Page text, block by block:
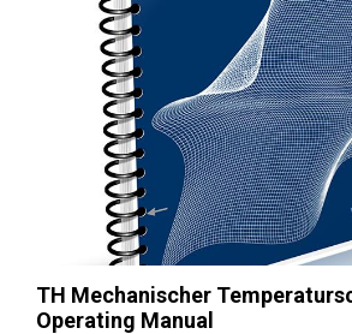
TH Mechanischer
Operating Manual